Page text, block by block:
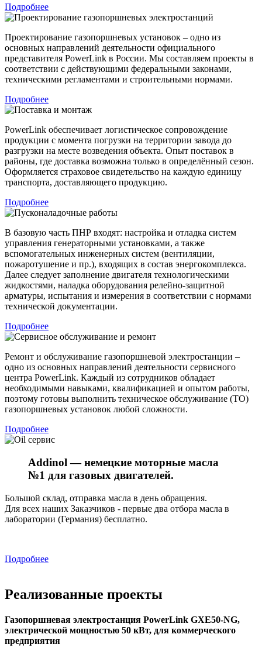
Подробнее
Проектирование газопоршневых установок – одно из
основных направлений деятельности официального
представителя PowerLink в России. Мы составляем проекты в
соответствии с действующими федеральными законами,
техническими регламентами и строительными нормами.
Подробнее
PowerLink обеспечивает логистическое сопровождение
продукции с момента погрузки на территории завода до
разгрузки на месте возведения объекта. Опыт поставок в
районы, где доставка возможна только в определённый сезон.
Оформляется страховое свидетельство на каждую единицу
транспорта, доставляющего продукцию.
Подробнее
В базовую часть ПНР входят: настройка и отладка систем
управления генераторными установками, а также
вспомогательных инженерных систем (вентиляции,
пожаротушение и пр.), входящих в состав энергокомплекса.
Далее следует заполнение двигателя технологическими
жидкостями, наладка оборудования релейно-защитной
арматуры, испытания и измерения в соответствии с нормами
технической документации.
Подробнее
Ремонт и обслуживание газопоршневой электростанции –
одно из основных направлений деятельности сервисного
центра PowerLink. Каждый из сотрудников обладает
необходимыми навыками, квалификацией и опытом работы,
поэтому готовы выполнить техническое обслуживание (ТО)
газопоршневых установок любой сложности.
Подробнее
Addinol — немецкие моторные масла
№1 для газовых двигателей.
Большой склад, отправка масла в день обращения.
Для всех наших Заказчиков - первые два отбора масла в
лаборатории (Германия) бесплатно.
Подробнее
Реализованные проекты
Газопоршневая электростанция PowerLink GXE50-NG,
электрической мощностью 50 кВт, для коммерческого
предприятия